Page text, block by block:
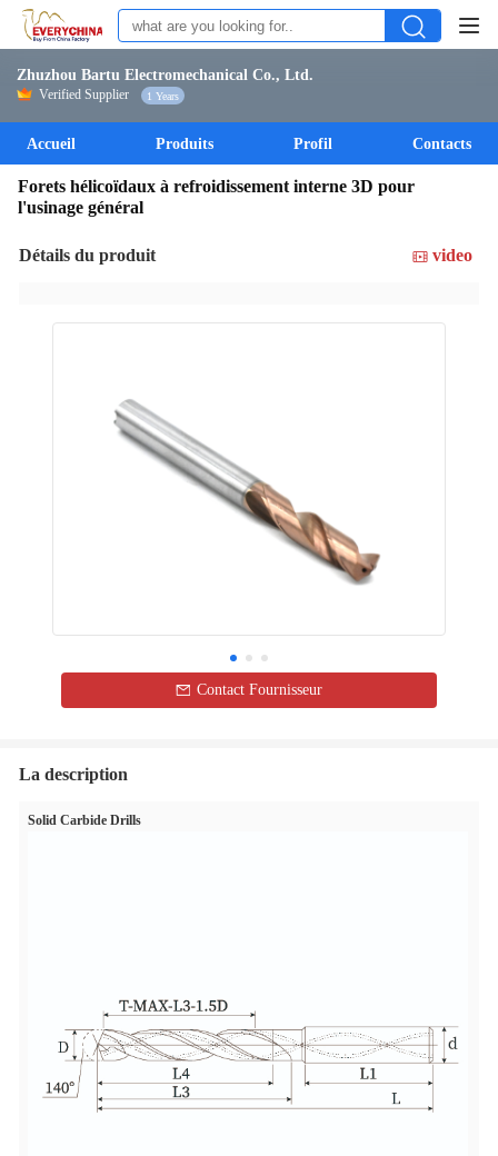
Zhuzhou Bartu Electromechanical Co., Ltd.
Verified Supplier 1 Years
Accueil Produits Profil Contacts
Forets hélicoïdaux à refroidissement interne 3D pour
l'usinage général
Détails du produit video
Contact Fournisseur
La description
Solid Carbide Drills